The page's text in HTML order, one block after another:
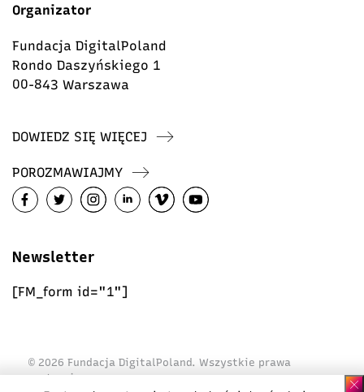
Organizator
Fundacja DigitalPoland
Rondo Daszyńskiego 1
00-843 Warszawa
DOWIEDZ SIĘ WIĘCEJ
POROZMAWIAJMY
Newsletter
[FM_form id="1"]
© 2026 Fundacja DigitalPoland. Wszystkie prawa
zastrzeżone